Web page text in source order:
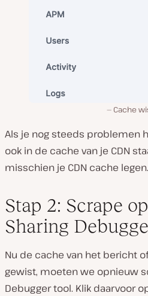
Cache
Als je nog steeds problemen
ook in de cache van je CDN
misschien je CDN cache legen.
Stap 2: Scrape
Sharing
Nu de cache van het bericht
gewist, moeten we opnieuw
Debugger tool. Klik daarvoor